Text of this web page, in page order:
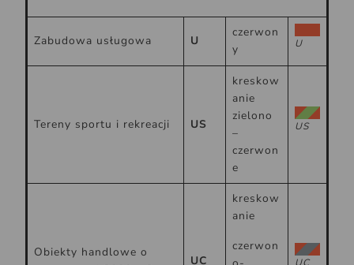
Zabudowa usługowa U
czerwon
y
U
Tereny sportu i rekreacji US
kreskow
anie
zielono
–
czerwon
e
US
Obiekty handlowe o
UC
kreskow
anie
czerwon